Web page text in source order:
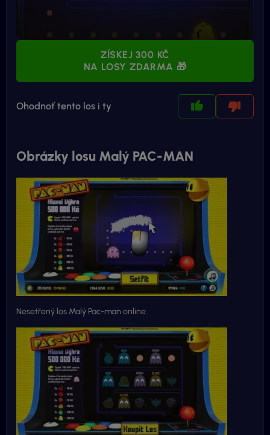
ZÍSKEJ 300 KČ
NA LOSY ZDARMA 🎁
Ohodnoť tento los i ty
Obrázky losu Malý PAC-MAN
Nesetřený los Malý Pac-man online